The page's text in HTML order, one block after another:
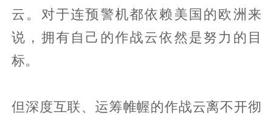
云。对于连预警机都依赖美国的欧洲来
说，拥有自己的作战云依然是努力的目
标。
但深度互联、运筹帷幄的作战云离不开彻